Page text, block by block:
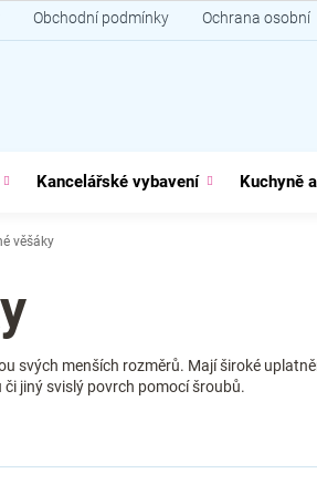
Obchodní podmínky Ochrana
Kancelářské vybavení Kuchyně
věšáky
svých menších rozměrů. Mají široké
jiný svislý povrch pomocí šroubů.